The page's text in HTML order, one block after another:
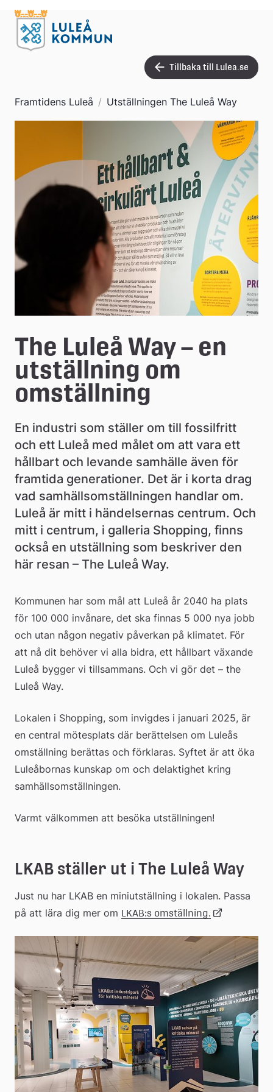
Tillbaka till Lulea.se
Framtidens Luleå / Utställningen The Luleå Way
The Luleå Way – en
utställning om
omställning
En industri som ställer om till fossilfritt
och ett Luleå med målet om att vara ett
hållbart och levande samhälle även för
framtida generationer. Det är i korta drag
vad samhällsomställningen handlar om.
Luleå är mitt i händelsernas centrum. Och
mitt i centrum, i galleria Shopping, finns
också en utställning som beskriver den
här resan – The Luleå Way.
Kommunen har som mål att Luleå år 2040 ha plats
för 100 000 invånare, det ska finnas 5 000 nya jobb
och utan någon negativ påverkan på klimatet. För
att nå dit behöver vi alla bidra, ett hållbart växande
Luleå bygger vi tillsammans. Och vi gör det – the
Luleå Way.
Lokalen i Shopping, som invigdes i januari 2025, är
en central mötesplats där berättelsen om Luleås
omställning berättas och förklaras. Syftet är att öka
Luleåbornas kunskap om och delaktighet kring
samhällsomställningen.
Varmt välkommen att besöka utställningen!
LKAB ställer ut i The Luleå Way
Just nu har LKAB en miniutställning i lokalen. Passa
på att lära dig mer om LKAB:s omställning. Länk
extern
webbplats